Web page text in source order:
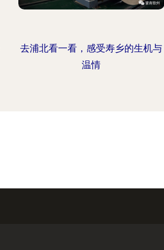
去浦北看一看，感受寿乡的生机与
温情